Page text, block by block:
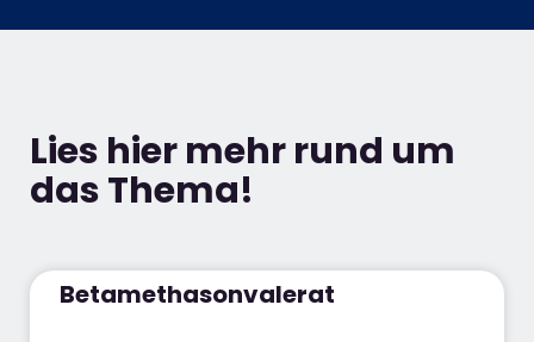
Lies hier mehr rund um
das Thema!
Betamethasonvalerat